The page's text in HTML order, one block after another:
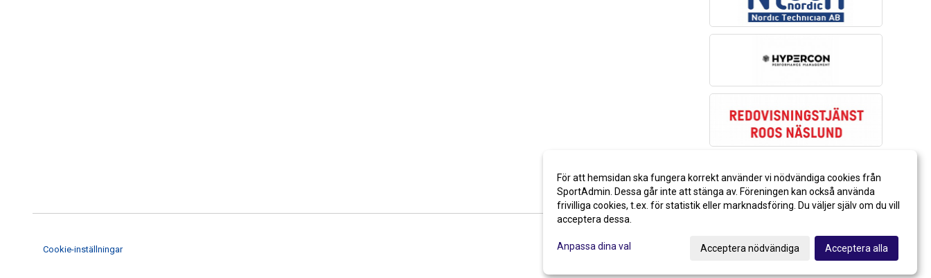
Cookie-inställningar
För att hemsidan ska fungera korrekt använder vi nödvändiga cookies från
SportAdmin. Dessa går inte att stänga av. Föreningen kan också använda
frivilliga cookies, t.ex. för statistik eller marknadsföring. Du väljer själv om du vill
acceptera dessa.
Anpassa dina val Acceptera nödvändiga Acceptera alla